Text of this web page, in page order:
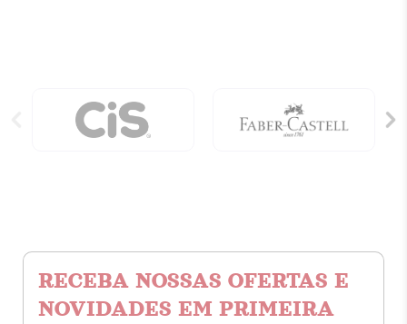
RECEBA NOSSAS OFERTAS E
NOVIDADES EM PRIMEIRA